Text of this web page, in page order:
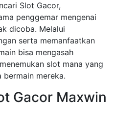
Slot Gacor,
penggemar mengenai
dicoba. Melalui
serta memanfaatkan
bisa mengasah
slot mana yang
bermain mereka.
Gacor Maxwin